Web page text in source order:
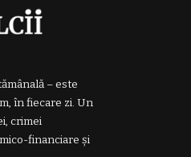
– este
în fiecare zi. Un
crimei
financiare și